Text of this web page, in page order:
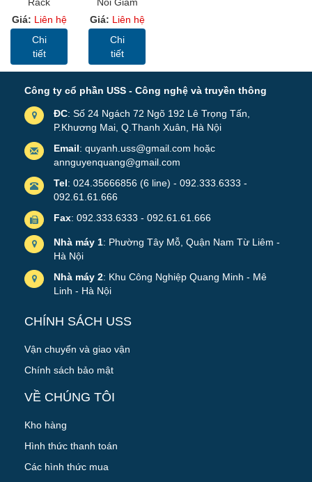
Cabinet
10U-D600-
USS Rack
10U600
Giá: Liên hệ
Chi
tiết
Bên Trái,
Khay Cáp
Sơn Tĩnh
Điện ( Cable
Giá: Liên hệ
Chi
tiết
Công ty cổ phần USS - Công nghệ và truyền thông
ĐC: Số 24 Ngách 72 Ngõ 192 Lê Trọng Tấn,
P.Khương Mai, Q.Thanh Xuân, Hà Nội
Email: quyanh.uss@gmail.com hoặc
annguyenquang@gmail.com
Tel: 024.35666856 (6 line) - 092.333.6333 -
092.61.61.666
Fax: 092.333.6333 - 092.61.61.666
Nhà máy 1: Phường Tây Mỗ, Quận Nam Từ Liêm -
Hà Nội
Nhà máy 2: Khu Công Nghiệp Quang Minh - Mê
Linh - Hà Nội
CHÍNH SÁCH USS
Vận chuyển và giao vận
Chính sách bảo mật
VỀ CHÚNG TÔI
Kho hàng
Hình thức thanh toán
Các hình thức mua